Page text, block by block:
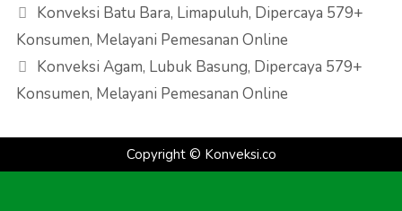
Konveksi Batu Bara, Limapuluh, Dipercaya 579+
Konsumen, Melayani Pemesanan Online
Konveksi Agam, Lubuk Basung, Dipercaya 579+
Konsumen, Melayani Pemesanan Online
Copyright © Konveksi.co